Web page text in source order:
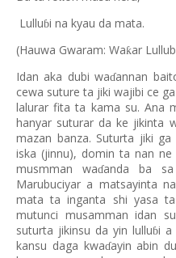
Lulluɓi na kyau da mata.
(Hauwa Gwaram: Waƙar
Idan aka dubi waɗannan
cewa suture ta jiki wajibi ce
lalurar fita ta kama su. Ana
hanyar suturar da ke jikinta
mazan banza. Suturta jiki
iska (jinnu), domin ta nan
musmman waɗanda ba
Marubuciyar a matsayinta
mata ta inganta shi yasa
mutunci musamman idan
suturta jikinsu da yin lulluɓi a
kansu daga kwaɗayin abin